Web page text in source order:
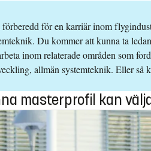
för en karriär inom
Du kommer att kunna ta
inom relaterade områden som
allmän systemteknik. Eller så
masterprofil kan